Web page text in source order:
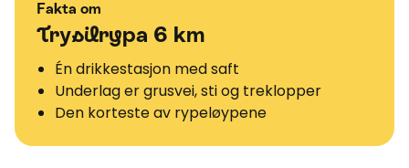
Fakta om
Trysilrypa 6 km
Én drikkestasjon med saft
Underlag er grusvei, sti og treklopper
Den korteste av rypeløypene